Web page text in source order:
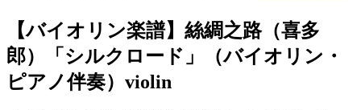
【バイオリン楽譜】絲綢之路（喜多
郎）「シルクロード」（バイオリン・
ピアノ伴奏）violin